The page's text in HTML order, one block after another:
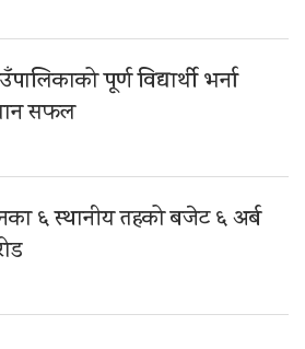
पूर्ण विद्यार्थी भर्ना
सफल
६ स्थानीय तहको बजेट ६ अर्ब